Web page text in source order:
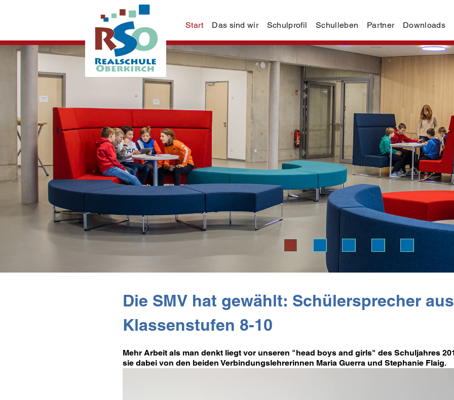
Start Das sind wir Schulprofil Schulleben Partner Downloads
Die SMV hat gewählt: Schülersprecher
Klassenstufen 8-10
Mehr Arbeit als man denkt liegt vor unseren "head boys and girls" des Schuljahres
sie dabei von den beiden Verbindungslehrerinnen Maria Guerra und Stephanie Flaig.